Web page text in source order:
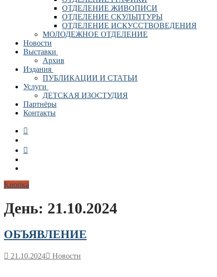
ОТДЕЛЕНИЕ ЖИВОПИСИ
ОТДЕЛЕНИЕ СКУЛЬПТУРЫ
ОТДЕЛЕНИЕ ИСКУССТВОВЕДЕНИЯ
МОЛОДЕЖНОЕ ОТДЕЛЕНИЕ
Новости
Выставки
Архив
Издания
ПУБЛИКАЦИИ И СТАТЬИ
Услуги
ДЕТСКАЯ ИЗОСТУДИЯ
Партнёры
Контакты
Кнопка
День: 21.10.2024
ОБЪЯВЛЕНИЕ
21.10.2024 Новости